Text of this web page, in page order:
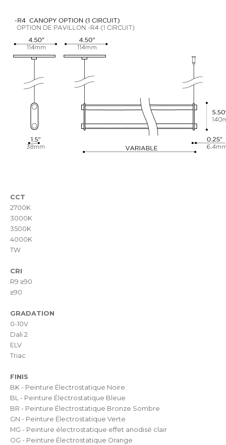
CCT
2700K
3000K
3500K
4000K
TW
CRI
R9 ≥90
≥90
GRADATION
0-10V
Dali 2
ELV
Triac
FINIS
BK - Peinture Électrostatique Noire
BL - Peinture Électrostatique Bleue
BR - Peinture Électrostatique Bronze Sombre
GN - Peinture Électrostatique Verte
MG - Peinture électrostatique effet anodisé clair
OG - Peinture Électrostatique Orange